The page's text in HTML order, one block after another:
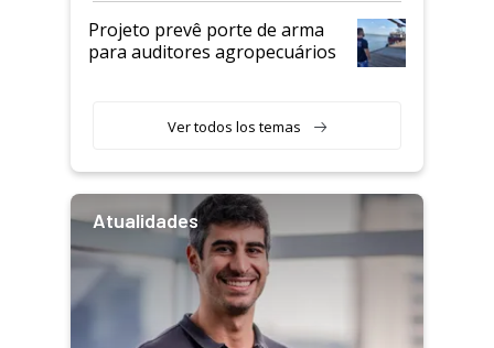
Projeto prevê porte de arma
para auditores agropecuários
Ver todos los temas
Atualidades